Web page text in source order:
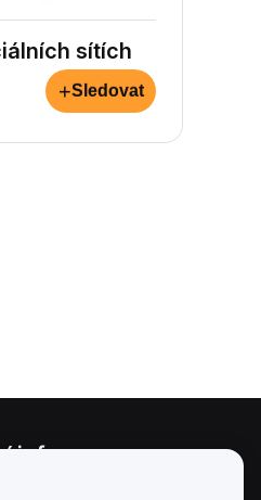
sítích
+Sledovat
informace